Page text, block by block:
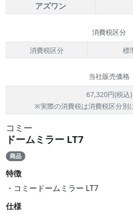
アズワン
消費税区分
消費税区分
標
当社販売価格
67,320円(税込)
※実際の消費税は消費税区分別
コミー
ドームミラー LT7
商品
特徴
・コミードームミラー LT7
仕様